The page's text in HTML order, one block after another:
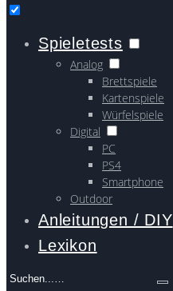
Spieletests
Analog
Brettspiele
Kartenspiele
Würfelspiele
Digital
PC
PS4
Smartphone
Outdoor
Anleitungen / DIY
Lexikon
Search